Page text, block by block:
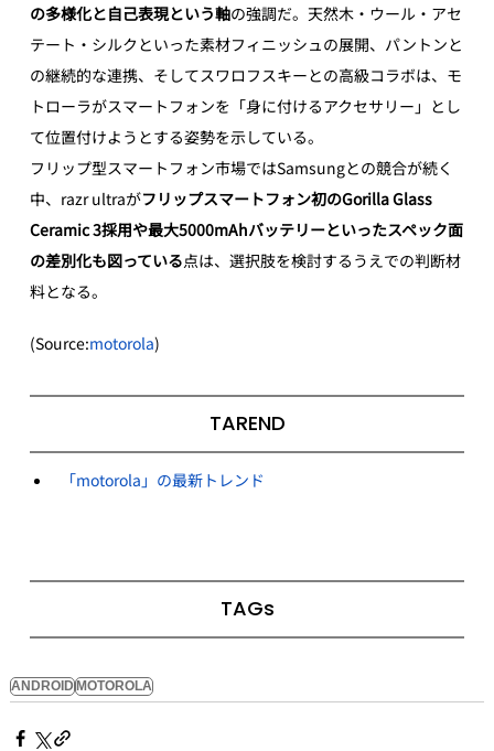
の多様化と自己表現という軸の強調だ。天然木・ウール・アセ
テート・シルクといった素材フィニッシュの展開、パントンと
の継続的な連携、そしてスワロフスキーとの高級コラボは、モ
トローラがスマートフォンを「身に付けるアクセサリー」とし
て位置付けようとする姿勢を示している。
フリップ型スマートフォン市場ではSamsungとの競合が続く
中、razr ultraがフリップスマートフォン初のGorilla Glass
Ceramic 3採用や最大5000mAhバッテリーといったスペック面
の差別化も図っている点は、選択肢を検討するうえでの判断材
料となる。
(Source:motorola)
TAREND
「motorola」の最新トレンド
TAGs
ANDROIDMOTOROLA